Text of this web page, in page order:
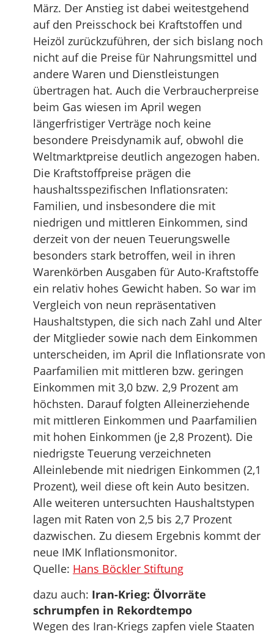
März. Der Anstieg ist dabei weitestgehend
auf den Preisschock bei Kraftstoffen und
Heizöl zurückzuführen, der sich bislang noch
nicht auf die Preise für Nahrungsmittel und
andere Waren und Dienstleistungen
übertragen hat. Auch die Verbraucherpreise
beim Gas wiesen im April wegen
längerfristiger Verträge noch keine
besondere Preisdynamik auf, obwohl die
Weltmarktpreise deutlich angezogen haben.
Die Kraftstoffpreise prägen die
haushaltsspezifischen Inflationsraten:
Familien, und insbesondere die mit
niedrigen und mittleren Einkommen, sind
derzeit von der neuen Teuerungswelle
besonders stark betroffen, weil in ihren
Warenkörben Ausgaben für Auto-Kraftstoffe
ein relativ hohes Gewicht haben. So war im
Vergleich von neun repräsentativen
Haushaltstypen, die sich nach Zahl und Alter
der Mitglieder sowie nach dem Einkommen
unterscheiden, im April die Inflationsrate von
Paarfamilien mit mittleren bzw. geringen
Einkommen mit 3,0 bzw. 2,9 Prozent am
höchsten. Darauf folgten Alleinerziehende
mit mittleren Einkommen und Paarfamilien
mit hohen Einkommen (je 2,8 Prozent). Die
niedrigste Teuerung verzeichneten
Alleinlebende mit niedrigen Einkommen (2,1
Prozent), weil diese oft kein Auto besitzen.
Alle weiteren untersuchten Haushaltstypen
lagen mit Raten von 2,5 bis 2,7 Prozent
dazwischen. Zu diesem Ergebnis kommt der
neue IMK Inflationsmonitor.
Quelle: Hans Böckler Stiftung
dazu auch: Iran-Krieg: Ölvorräte
schrumpfen in Rekordtempo
Wegen des Iran-Kriegs zapfen viele Staaten